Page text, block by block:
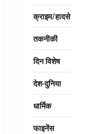
क्राइम/हादसे
तकनीकी
दिन विशेष
देश-दुनिया
धार्मिक
फाइनेंस